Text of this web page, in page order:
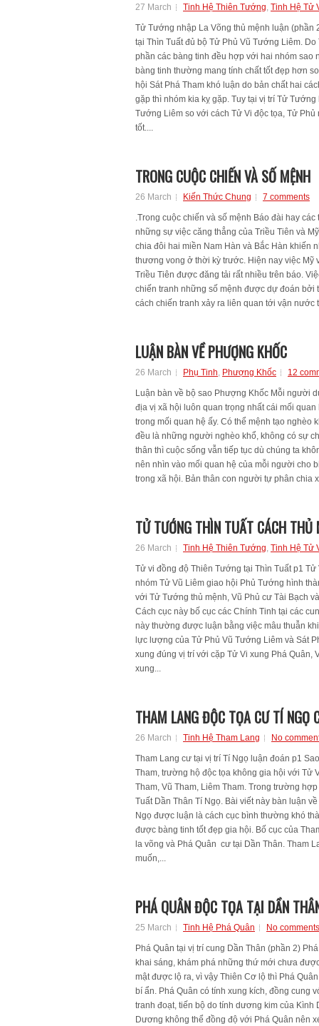
27 March Tinh Hệ Thiên Tướng, Tinh Hệ Tử
Tử Tướng nhập La Võng thủ mệnh luận (phần
tại Thìn Tuất đủ bộ Tử Phủ Vũ Tướng Liêm.
phần các bàng tinh đều hợp với hai nhóm sao
bàng tinh thường mang tính chất tốt đẹp hơn
hội Sát Phá Tham khó luận do bản chất hai
gặp thì nhóm kia kỵ gặp. Tuy tại vị trí Tử
Tướng Liêm so với cách Tử Vi độc tọa, Tử
tốt....
TRONG CUỘC CHIẾN VÀ SỐ MỆNH
26 March Kiến Thức Chung 7 comments
.Trong cuộc chiến và số mệnh Báo đài hay
những sự việc căng thẳng của Triều Tiên và
chia đôi hai miền Nam Hàn và Bắc Hàn khiến
thương vong ở thời kỳ trước. Hiện nay việc Mỹ
Triều Tiên được đăng tải rất nhiều trên báo.
chiến tranh những số mệnh được dự đoán bởi
cách chiến tranh xảy ra liên quan tới vận nước
LUẬN BÀN VỀ PHƯỢNG KHỐC
26 March Phụ Tinh, Phượng Khốc 12
Luận bàn về bộ sao Phượng Khốc Mỗi người
địa vị xã hội luôn quan trọng nhất cái mối
trong mối quan hệ ấy. Có thể mệnh tạo nghèo
đều là những người nghèo khổ, không có sự
thân thì cuộc sống vẫn tiếp tục dù chúng ta
nên nhìn vào mối quan hệ của mỗi người cho
trong xã hội. Bản thân con người tự phân chia
TỬ TƯỚNG THÌN TUẤT CÁCH THỦ
26 March Tinh Hệ Thiên Tướng, Tinh Hệ Tử
Tử vi đồng độ Thiên Tướng tại Thìn Tuất p1
nhóm Tử Vũ Liêm giao hội Phủ Tướng hình
với Tử Tướng thủ mệnh, Vũ Phủ cư Tài Bạch
Cách cục này bố cục các Chính Tinh tại các
này thường được luận bằng việc mâu thuẫn
lực lượng của Tử Phủ Vũ Tướng Liêm và Sát
xung đúng vị trí với cặp Tử Vi xung Phá Quân,
xung...
THAM LANG ĐỘC TỌA CƯ TÍ NGỌ
26 March Tinh Hệ Tham Lang No
Tham Lang cư tại vị trí Tí Ngọ luận đoán p1
Tham, trường hộ độc tọa không gia hội với Tử
Tham, Vũ Tham, Liêm Tham. Trong trường
Tuất Dần Thân Tí Ngọ. Bài viết này bàn luận
Ngọ được luận là cách cục bình thường khó
được bàng tinh tốt đẹp gia hội. Bố cục của
la võng và Phá Quân cư tại Dần Thân. Tham
muốn,...
PHÁ QUÂN ĐỘC TỌA TẠI DẦN
25 March Tinh Hệ Phá Quân No comments
Phá Quân tại vị trí cung Dần Thân (phần 2)
khai sáng, khám phá những thứ mới chưa
mật được lộ ra, vì vậy Thiên Cơ lộ thì Phá
bí ẩn. Phá Quân có tính xung kích, đồng cung
tranh đoạt, tiến bộ do tính dương kim của Kình
Dương không thể đồng độ với Phá Quân nên